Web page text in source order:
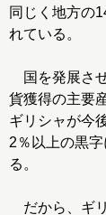
同じく地方の
れている。
国を発展さ
貨獲得の主要
ギリシャが今
2％以上の黒
る。
だから、ギ